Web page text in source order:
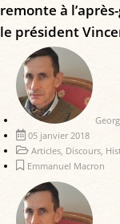
remonte à
le président
05 janvier 2018
Articles, Discours,
Emmanuel Macron